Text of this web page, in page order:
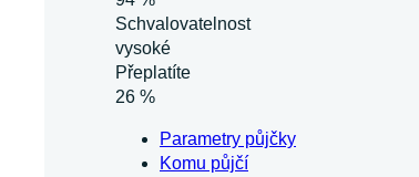
Schvalovatelnost
vysoké
Přeplatíte
26 %
Parametry půjčky
Komu půjčí